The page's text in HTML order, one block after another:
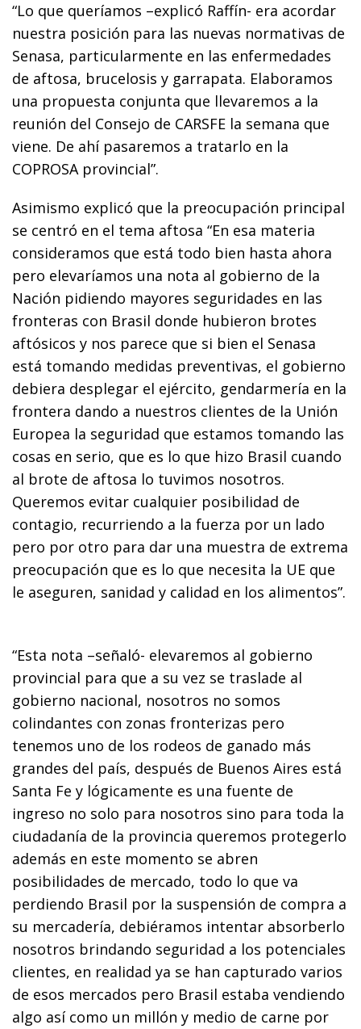
“Lo que queríamos –explicó Raffín- era acordar
nuestra posición para las nuevas normativas de
Senasa, particularmente en las enfermedades
de aftosa, brucelosis y garrapata. Elaboramos
una propuesta conjunta que llevaremos a la
reunión del Consejo de CARSFE la semana que
viene. De ahí pasaremos a tratarlo en la
COPROSA provincial”.
Asimismo explicó que la preocupación principal
se centró en el tema aftosa “En esa materia
consideramos que está todo bien hasta ahora
pero elevaríamos una nota al gobierno de la
Nación pidiendo mayores seguridades en las
fronteras con Brasil donde hubieron brotes
aftósicos y nos parece que si bien el Senasa
está tomando medidas preventivas, el gobierno
debiera desplegar el ejército, gendarmería en la
frontera dando a nuestros clientes de la Unión
Europea la seguridad que estamos tomando las
cosas en serio, que es lo que hizo Brasil cuando
al brote de aftosa lo tuvimos nosotros.
Queremos evitar cualquier posibilidad de
contagio, recurriendo a la fuerza por un lado
pero por otro para dar una muestra de extrema
preocupación que es lo que necesita la UE que
le aseguren, sanidad y calidad en los alimentos”.
“Esta nota –señaló- elevaremos al gobierno
provincial para que a su vez se traslade al
gobierno nacional, nosotros no somos
colindantes con zonas fronterizas pero
tenemos uno de los rodeos de ganado más
grandes del país, después de Buenos Aires está
Santa Fe y lógicamente es una fuente de
ingreso no solo para nosotros sino para toda la
ciudadanía de la provincia queremos protegerlo
además en este momento se abren
posibilidades de mercado, todo lo que va
perdiendo Brasil por la suspensión de compra a
su mercadería, debiéramos intentar absorberlo
nosotros brindando seguridad a los potenciales
clientes, en realidad ya se han capturado varios
de esos mercados pero Brasil estaba vendiendo
algo así como un millón y medio de carne por